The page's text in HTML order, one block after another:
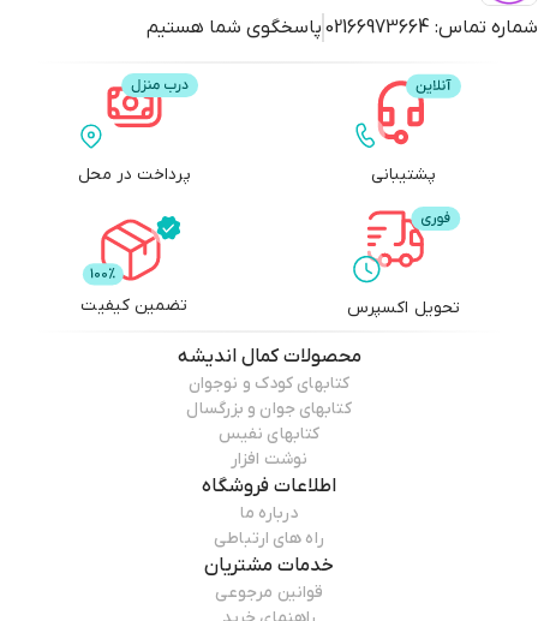
شماره تماس: 02166973664 پاسخگوی شما هستیم
پشتیبانی پرداخت در محل
تحویل اکسپرس تضمین کیفیت
محصولاتکمال اندیشه
کتابهای کودک و نوجوان
کتابهای جوان و بزرگسال
کتابهای نفیس
نوشت افزار
اطلاعات فروشگاه
درباره ما
راه های ارتباطی
خدمات مشتریان
قوانین مرجوعی